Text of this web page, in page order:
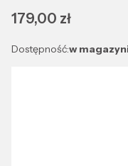
Cena
179,00 zł
Dostępność:w